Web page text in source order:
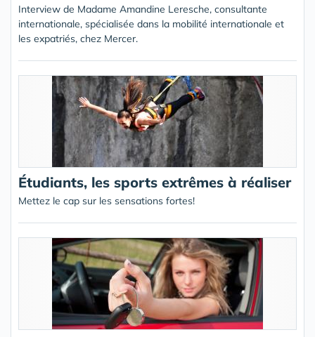
Interview de Madame Amandine Leresche, consultante
internationale, spécialisée dans la mobilité internationale et
les expatriés, chez Mercer.
Étudiants, les sports extrêmes à réaliser
Mettez le cap sur les sensations fortes!